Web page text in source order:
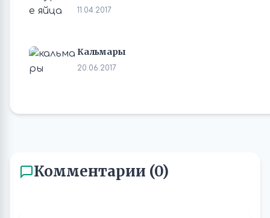
11.04.2017
Кальмары
20.06.2017
Комментарии (0)